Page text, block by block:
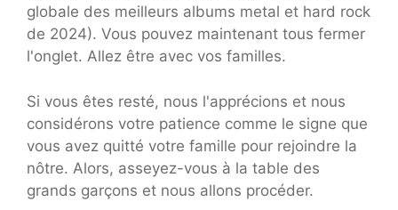
globale des meilleurs albums metal et hard rock
de 2024). Vous pouvez maintenant tous fermer
l'onglet. Allez être avec vos familles.
Si vous êtes resté, nous l'apprécions et nous
considérons votre patience comme le signe que
vous avez quitté votre famille pour rejoindre la
nôtre. Alors, asseyez-vous à la table des
grands garçons et nous allons procéder.